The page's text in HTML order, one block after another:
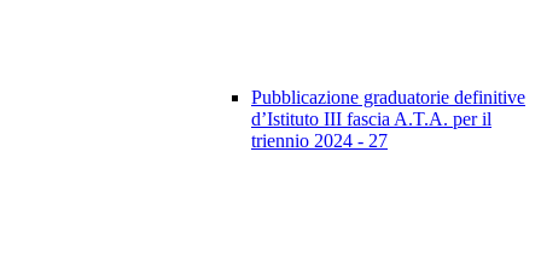
Pubblicazione graduatorie definitive
d’Istituto III fascia A.T.A. per il
triennio 2024 - 27